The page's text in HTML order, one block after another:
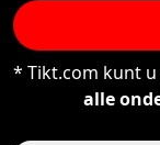
* Tikt.com kunt u
alle